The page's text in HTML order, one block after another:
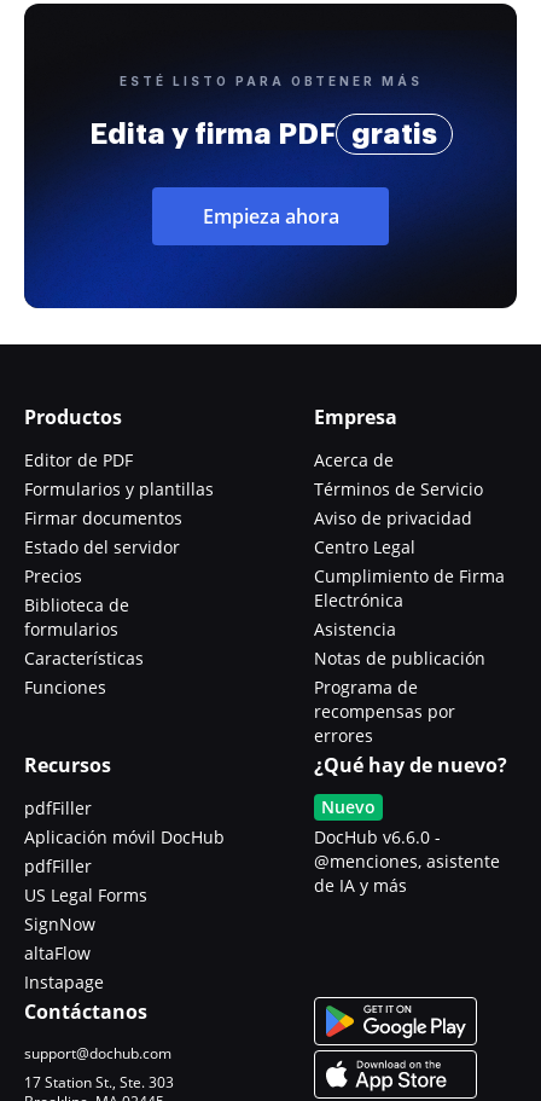
ESTÉ LISTO PARA OBTENER MÁS
Edita y firma PDF gratis
Empieza ahora
Productos
Editor de PDF
Formularios y plantillas
Firmar documentos
Estado del servidor
Precios
Biblioteca de
formularios
Características
Funciones
Empresa
Acerca de
Términos de Servicio
Aviso de privacidad
Centro Legal
Cumplimiento de Firma
Electrónica
Asistencia
Notas de publicación
Programa de
recompensas por
errores
Recursos
pdfFiller
Aplicación móvil DocHub
pdfFiller
US Legal Forms
SignNow
altaFlow
Instapage
¿Qué hay de nuevo?
Nuevo
DocHub v6.6.0 -
@menciones, asistente
de IA y más
Contáctanos
support@dochub.com
17 Station St., Ste. 303